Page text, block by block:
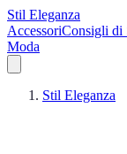
Stil Eleganza
AccessoriConsigli di
Moda
Stil Eleganza